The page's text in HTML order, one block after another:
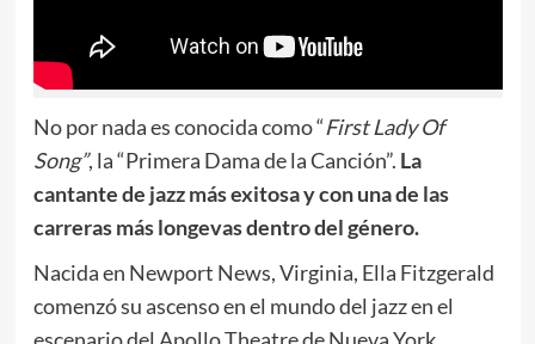
No por nada es conocida como “First Lady Of
Song”, la “Primera Dama de la Canción”. La
cantante de jazz más exitosa y con una de las
carreras más longevas dentro del género.
Nacida en Newport News, Virginia, Ella Fitzgerald
comenzó su ascenso en el mundo del jazz en el